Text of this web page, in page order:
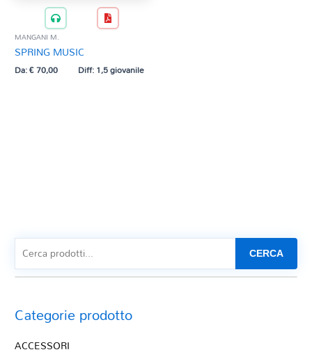
MANGANI M.
SPRING MUSIC
Da:€70,00 Diff: 1,5 giovanile
CERCA
Categorie prodotto
ACCESSORI